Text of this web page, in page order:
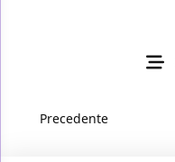
Precedente